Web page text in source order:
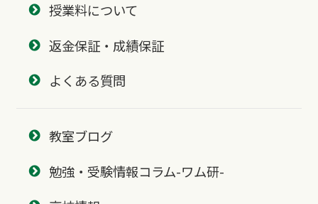
授業料について
返金保証・成績保証
よくある質問
教室ブログ
勉強・受験情報コラム-ワム研-